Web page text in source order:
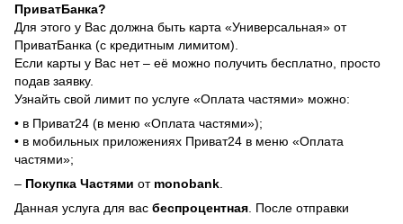
ПриватБанка?
Для этого у Вас должна быть карта «Универсальная» от
ПриватБанка (с кредитным лимитом).
Если карты у Вас нет – её можно получить бесплатно, просто
подав заявку.
Узнайть свой лимит по услуге «Оплата частями» можно:
• в Приват24 (в меню «Оплата частями»);
• в мобильных приложениях Приват24 в меню «Оплата
частями»;
– Покупка Частями от monobank
Данная услуга для вас беспроцентная . После отправки